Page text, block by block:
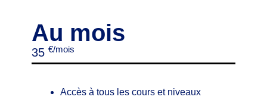
Au mois
35€/mois
Accès à tous les cours et niveaux